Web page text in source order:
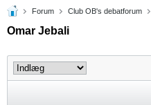
Forum Club OB's debatforum
Omar Jebali